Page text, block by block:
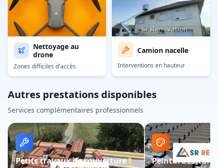
Nettoyage au
drone
Zones difficiles d'accès
Camion nacelle
Interventions en hauteur
Autres prestations disponibles
Services complémentaires professionnels
Petits travaux de couverture Peinture toiture